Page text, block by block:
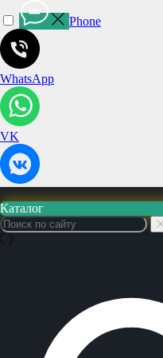
Phone
WhatsApp
VK
Каталог